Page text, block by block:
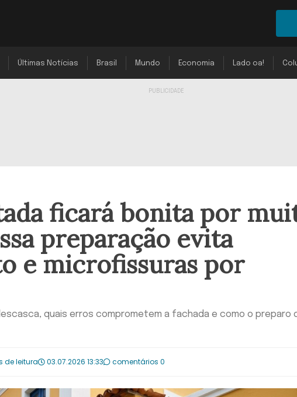
Últimas Notícias Brasil Mundo Economia Lado oa!
ficará bonita por
preparação evita
e microfissuras por
quais erros comprometem a fachada e como o preparo
de leitura 03.07.2026 13:33 comentários 0